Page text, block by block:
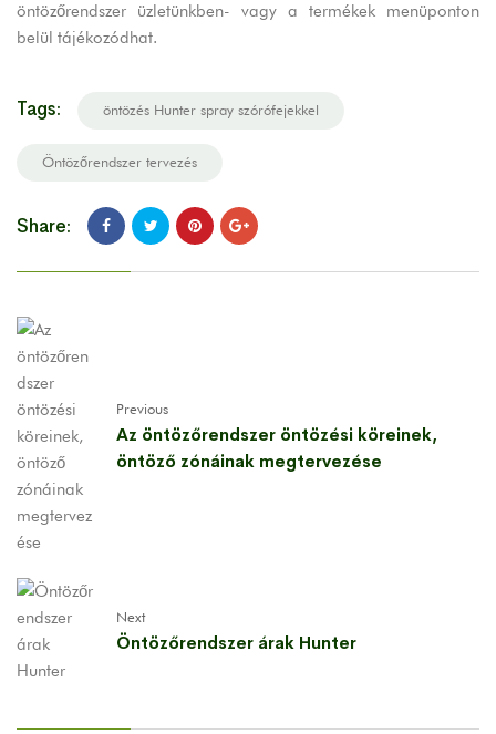
öntözőrendszer üzletünkben- vagy a termékek menüponton
belül tájékozódhat.
Tags: öntözés Hunter spray szórófejekkel
Öntözőrendszer tervezés
Share:
Previous
Az öntözőrendszer öntözési köreinek,
öntöző zónáinak megtervezése
Next
Öntözőrendszer árak Hunter